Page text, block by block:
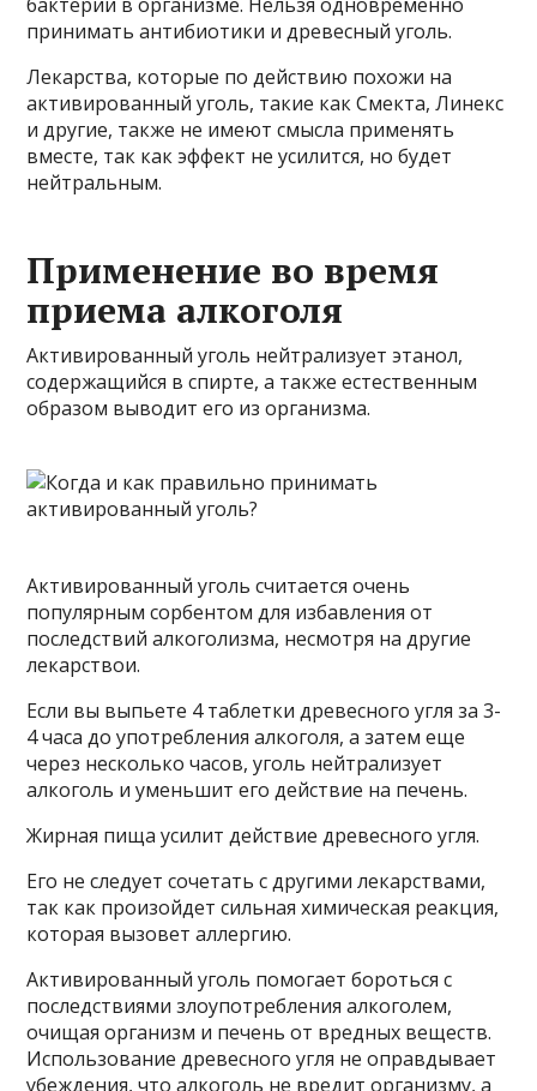
принимать антибиотики и древесный уголь.
Лекарства, которые по действию похожи на
активированный уголь, такие как Смекта, Линекс
и другие, также не имеют смысла применять
вместе, так как эффект не усилится, но будет
нейтральным.
Применение во время
приема алкоголя
Активированный уголь нейтрализует этанол,
содержащийся в спирте, а также естественным
образом выводит его из организма.
Активированный уголь считается очень
популярным сорбентом для избавления от
последствий алкоголизма, несмотря на другие
лекарствои.
Если вы выпьете 4 таблетки древесного угля за 3-
4 часа до употребления алкоголя, а затем еще
через несколько часов, уголь нейтрализует
алкоголь и уменьшит его действие на печень.
Жирная пища усилит действие древесного угля.
Его не следует сочетать с другими лекарствами,
так как произойдет сильная химическая реакция,
которая вызовет аллергию.
Активированный уголь помогает бороться с
последствиями злоупотребления алкоголем,
очищая организм и печень от вредных веществ.
Использование древесного угля не оправдывает
убеждения, что алкоголь не вредит организму, а